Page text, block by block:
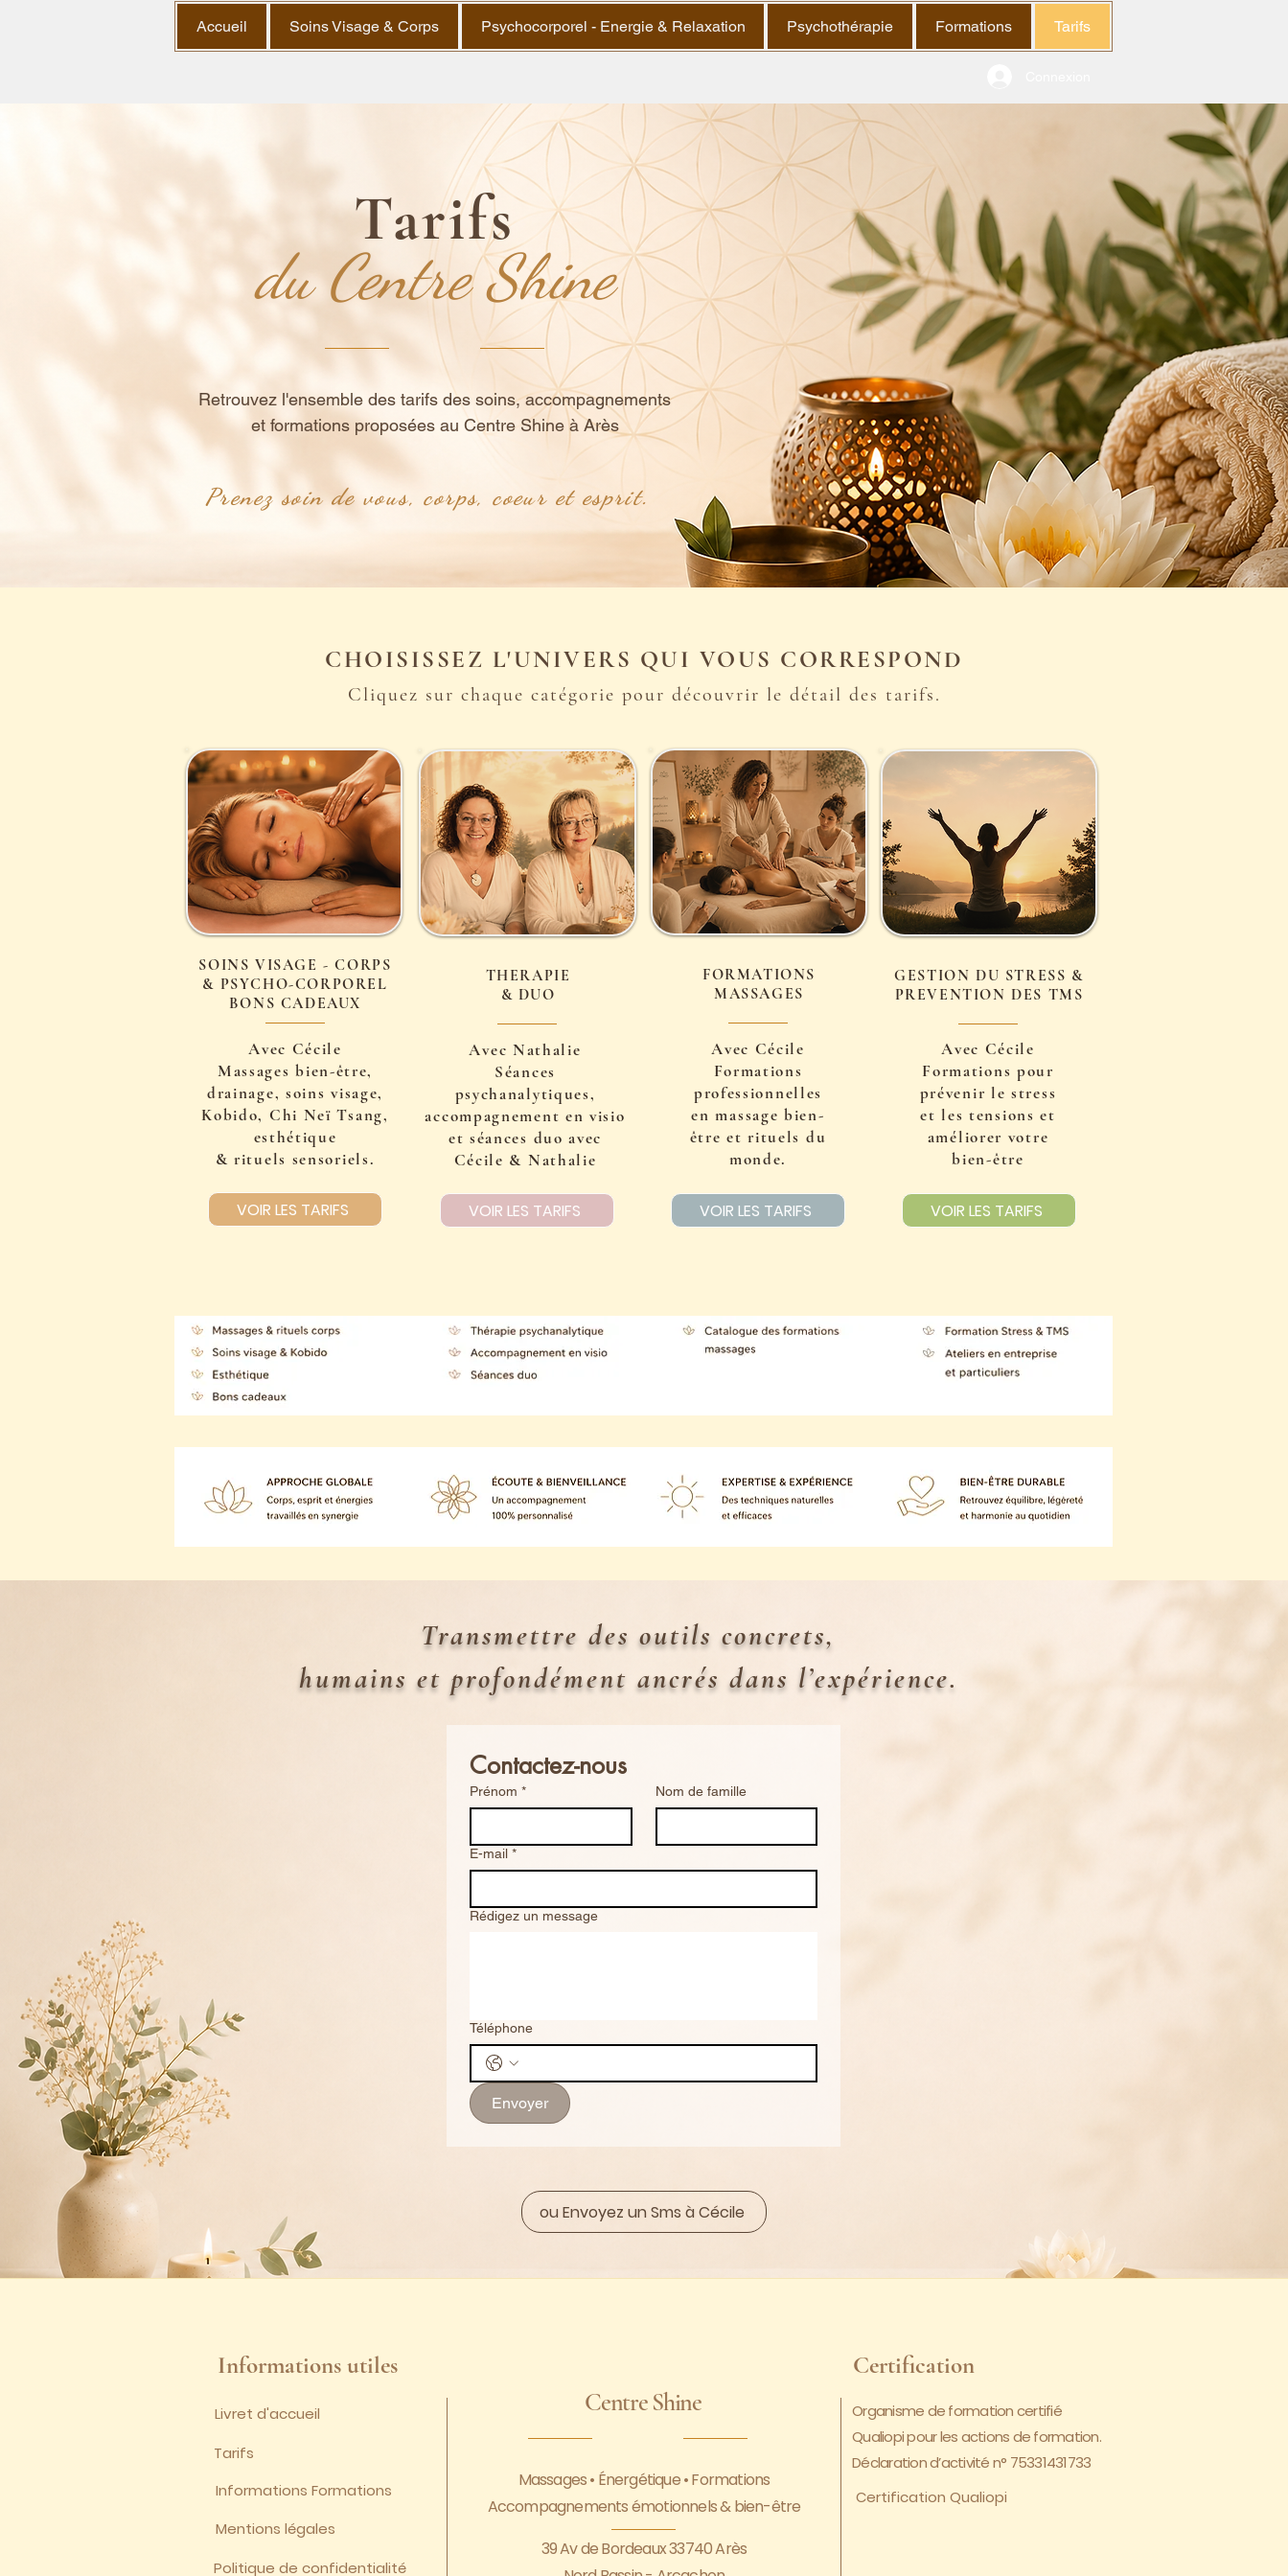
Accueil Soins Visage & Corps Psychocorporel - Energie & Relaxation Psychothérapie Formations Tarifs
Tarifs
du Centre Shine
Retrouvez l'ensemble des tarifs des soins, accompagnements
et formations proposées au Centre Shine à Arès
Prenez soin de vous, corps, coeur et esprit.
CHOISISSEZ L'UNIVERS QUI VOUS CORRESPOND
Cliquez sur chaque catégorie pour découvrir le détail des tarifs.
SOINS VISAGE - CORPS
& PSYCHO-CORPOREL
BONS CADEAUX
Avec Cécile
Massages bien-être,
drainage, soins visage,
Kobido, Chi Neï Tsang,
esthétique
& rituels sensoriels.
VOIR LES TARIFS
THERAPIE
& DUO
Avec Nathalie
Séances
psychanalytiques,
accompagnement en visio
et séances duo avec
Cécile & Nathalie
VOIR LES TARIFS
FORMATIONS
MASSAGES
Avec Cécile
Formations
professionnelles
en massage bien-
être et rituels du
monde.
VOIR LES TARIFS
GESTION DU STRESS &
PREVENTION DES TMS
Avec Cécile
Formations pour
prévenir le stress
et les tensions et
améliorer votre
bien-être
VOIR LES TARIFS
Transmettre des outils concrets,
humains et profondément ancrés dans l’expérience.
Contactez-nous
Prénom * Nom de famille
E-mail *
Rédigez un message
Téléphone
Envoyer
ou Envoyez un Sms à Cécile
Informations utiles
Livret d'accueil
Tarifs
Informations Formations
Mentions légales
Politique de confidentialité
Centre Shine
Massages • Énergétique • Formations
Accompagnements émotionnels & bien-être
39 Av de Bordeaux 33740 Arès
Certification
Organisme de formation certifié
Qualiopi pour les actions de formation.
Déclaration d’activité n° 75331431733
Certification Qualiopi